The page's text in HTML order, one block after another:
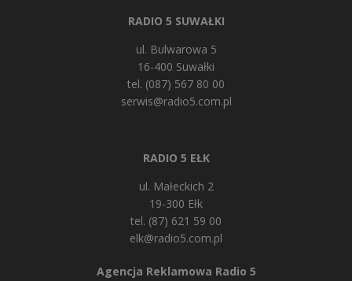
RADIO 5 SUWAŁKI
ul. Bulwarowa 5
16-400 Suwałki
tel. (087) 567 80 00
serwis@radio5.com.pl
RADIO 5 EŁK
ul. Małeckich 2
19-300 Ełk
tel. (87) 621 59 00
elk@radio5.com.pl
Agencja Reklamowa Radio 5